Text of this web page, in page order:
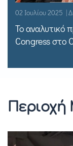
02 Ιουλίου 2025 |
Το αναλυτικό
Congress στο
Περιοχή